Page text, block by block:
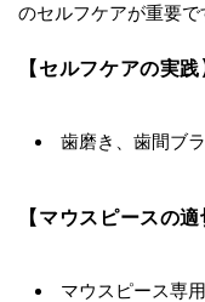
のセルフケアが重要で
【セルフケアの実践
歯磨き、歯間ブ
【マウスピースの
マウスピース専